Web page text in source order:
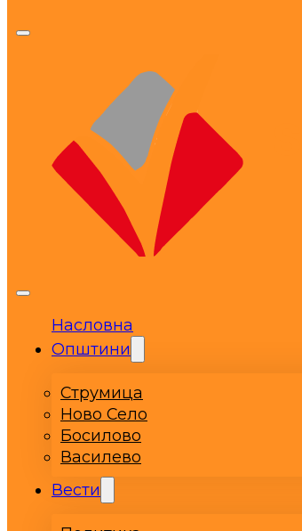
Насловна
Општини
Струмица
Ново Село
Босилово
Василево
Вести